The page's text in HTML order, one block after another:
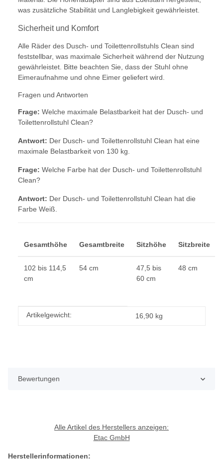
was zusätzliche Stabilität und Langlebigkeit gewährleistet.
Sicherheit und Komfort
Alle Räder des Dusch- und Toilettenrollstuhls Clean sind
feststellbar, was maximale Sicherheit während der Nutzung
gewährleistet. Bitte beachten Sie, dass der Stuhl ohne
Eimeraufnahme und ohne Eimer geliefert wird.
Fragen und Antworten
Frage: Welche maximale Belastbarkeit hat der Dusch- und
Toilettenrollstuhl Clean?
Antwort: Der Dusch- und Toilettenrollstuhl Clean hat eine
maximale Belastbarkeit von 130 kg.
Frage: Welche Farbe hat der Dusch- und Toilettenrollstuhl
Clean?
Antwort: Der Dusch- und Toilettenrollstuhl Clean hat die
Farbe Weiß.
Gesamthöhe Gesamtbreite Sitzhöhe Sitzbreite
102 bis 114,5
cm
54 cm
47,5 bis
60 cm
48 cm
Produkteigenschaft
Wert
Artikelgewicht: 16,90 kg
Bewertungen
Alle Artikel des Herstellers anzeigen:
Etac GmbH
Herstellerinformationen: